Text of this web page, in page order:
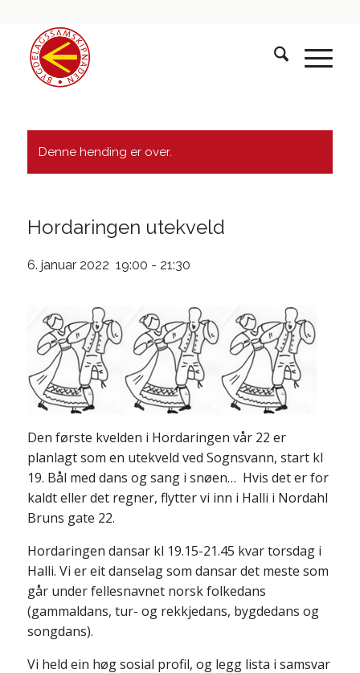
Denne hending er over.
Hordaringen utekveld
6. januar 2022 19:00 - 21:30
Den første kvelden i Hordaringen vår 22 er
planlagt som en utekveld ved Sognsvann, start kl
19. Bål med dans og sang i snøen… Hvis det er for
kaldt eller det regner, flytter vi inn i Halli i Nordahl
Bruns gate 22.
Hordaringen dansar kl 19.15-21.45 kvar torsdag i
Halli. Vi er eit danselag som dansar det meste som
går under fellesnavnet norsk folkedans
(gammaldans, tur- og rekkjedans, bygdedans og
songdans).
Vi held ein høg sosial profil, og legg lista i samsvar